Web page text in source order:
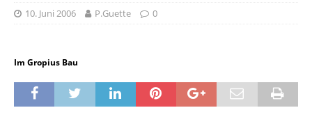
10. Juni 2006 P.Guette 0
Im Gropius Bau